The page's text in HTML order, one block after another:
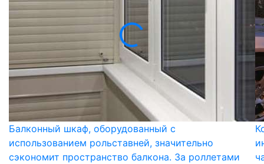
Балконный шкаф, оборудованный с
использованием рольставней, значительно
сэкономит пространство балкона. За роллетами